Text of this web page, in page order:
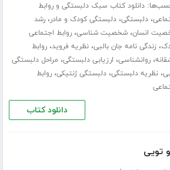
دانلود کتاب سبک دلبستگی و روابط
،دلبستگی،دلبستگی کودک و مادر،رشد
انسان،شخصیت شناسی،روابط اجتماعی
، زندگی‌ نامه جان بالبی،نظریه فروید،روابط
،روانشناسی، ارزیابی دلبستگی، مراحل دلبستگی
،نظریه دلبستگی،دلبستگی ژنتیکی،روابط
دانلود کتاب
تویی